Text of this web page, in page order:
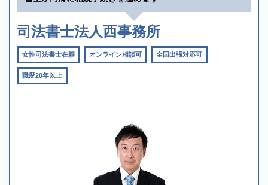
司法書士法人西事務所
女性司法書士在籍 オンライン相談可 全国出張対応可
職歴20年以上